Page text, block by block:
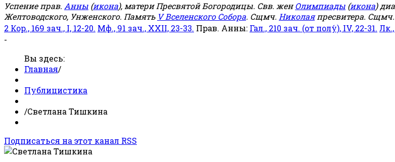
Успение прав. Анны (икона), матери Пресвятой Богородицы. Свв. женОлимпиады (икона)
Желтоводского, Унженского. Память V Вселенского Собора. Сщмч. Николаяпресвитера. Сщмч.
2 Кор., 169 зач., I, 12-20. Мф., 91 зач., XXII, 23-33. Прав. Анны: Гал., 210 зач. (от полу́), IV, 22-31.
-
Вы здесь:
Главная/
Публицистика
/Светлана Тишкина
Подписаться на этот канал RSS